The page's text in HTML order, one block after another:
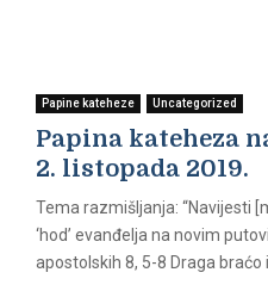
Papine kateheze Uncategorized
Papina kateheza
2. listopada 2019.
Tema razmišljanja: “Navijesti
‘hod’ evanđelja na novim
apostolskih 8, 5-8 Draga braćo